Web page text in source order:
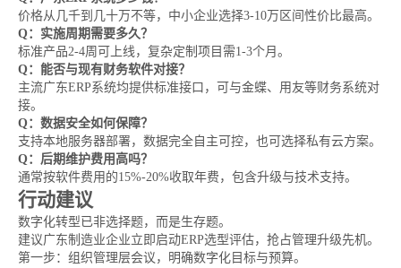
价格从几千到几十万不等，中小企业选择3-10万区间性价比最高。
Q：实施周期需要多久？
标准产品2-4周可上线，复杂定制项目需1-3个月。
Q：能否与现有财务软件对接？
主流广东ERP系统均提供标准接口，可与金蝶、用友等财务系统对
接。
Q：数据安全如何保障？
支持本地服务器部署，数据完全自主可控，也可选择私有云方案。
Q：后期维护费用高吗？
通常按软件费用的15%-20%收取年费，包含升级与技术支持。
行动建议
数字化转型已非选择题，而是生存题。
建议广东制造业企业立即启动ERP选型评估，抢占管理升级先机。
第一步：组织管理层会议，明确数字化目标与预算。